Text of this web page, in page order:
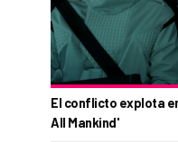
El conflicto explota
All Mankind'